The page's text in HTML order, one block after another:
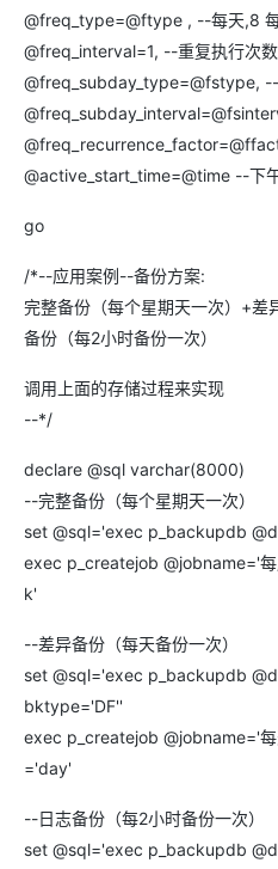
@freq_type=@ftype , --每天,8
@freq_interval=1, --重复执行次数
@freq_subday_type=@fstype,
@active_start_time=@time --下
go
/*--应用案例--备份方案:
完整备份（每个星期天一次）+差
备份（每2小时备份一次）
调用上面的存储过程来实现
--*/
declare @sql varchar(8000)
--完整备份（每个星期天一次）
set @sql='exec p_backupdb
exec p_createjob @jobname='
k'
--差异备份（每天备份一次）
set @sql='exec p_backupdb
bktype='DF''
exec p_createjob @jobname='
='day'
--日志备份（每2小时备份一次）
set @sql='exec p_backupdb